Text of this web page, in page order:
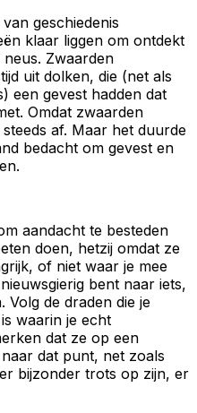
geschiedenis
klaar liggen om ontdekt
Zwaarden
uit dolken, die (net als
een gevest hadden dat
Omdat zwaarden
af. Maar het duurde
bedacht om gevest en
aandacht te besteden
doen, hetzij omdat ze
of niet waar je mee
bent naar iets,
de draden die je
waarin je echt
dat ze op een
dat punt, net zoals
bijzonder trots op zijn, er